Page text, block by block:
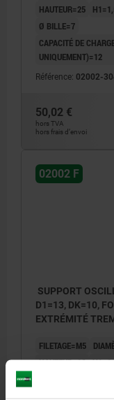
HAUTEUR=25
Ø BILLE=7
CAPACITÉ DE
UNIQUEMENT)=12
Référence: 02002-
50,02 €
hors TVA
hors frais d’envoi
02002 F
SUPPORT
D1=13, DK=10,
EXTRÉMITÉ
FILETAGE=M5
HAUTEUR=16